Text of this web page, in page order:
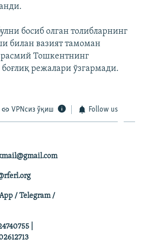
босиб олган толибларнинг
билан вазият тамоман
расмий Тошкентнинг
режалари ўзгармади.
VPNсиз ўқиш Follow us
/ Telegram /
|